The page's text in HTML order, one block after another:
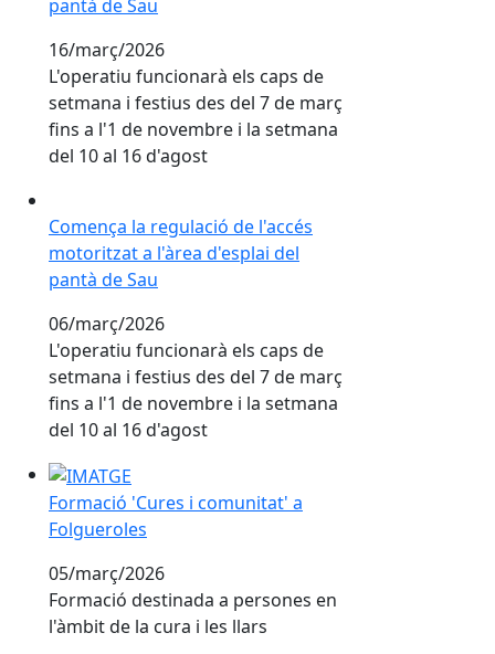
pantà de Sau
16/març/2026
L'operatiu funcionarà els caps de
setmana i festius des del 7 de març
fins a l'1 de novembre i la setmana
del 10 al 16 d'agost
Comença la regulació de l'accés
motoritzat a l'àrea d'esplai del
pantà de Sau
06/març/2026
L'operatiu funcionarà els caps de
setmana i festius des del 7 de març
fins a l'1 de novembre i la setmana
del 10 al 16 d'agost
Formació 'Cures i comunitat' a Folgueroles
Formació 'Cures i comunitat' a
Folgueroles
05/març/2026
Formació destinada a persones en
l'àmbit de la cura i les llars